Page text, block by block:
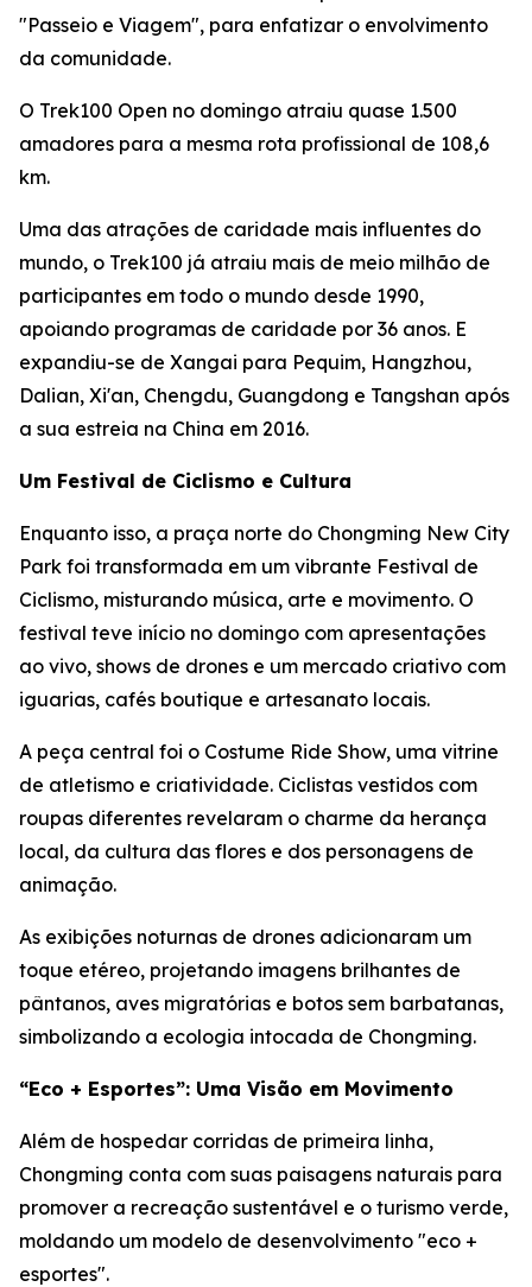
"Passeio e Viagem", para enfatizar o envolvimento
da comunidade.
O Trek100 Open no domingo atraiu quase 1.500
amadores para a mesma rota profissional de 108,6
km.
Uma das atrações de caridade mais influentes do
mundo, o Trek100 já atraiu mais de meio milhão de
participantes em todo o mundo desde 1990,
apoiando programas de caridade por 36 anos. E
expandiu-se de Xangai para Pequim, Hangzhou,
Dalian, Xi'an, Chengdu, Guangdong e Tangshan após
a sua estreia na China em 2016.
Um Festival de Ciclismo e Cultura
Enquanto isso, a praça norte do Chongming New City
Park foi transformada em um vibrante Festival de
Ciclismo, misturando música, arte e movimento. O
festival teve início no domingo com apresentações
ao vivo, shows de drones e um mercado criativo com
iguarias, cafés boutique e artesanato locais.
A peça central foi o Costume Ride Show, uma vitrine
de atletismo e criatividade. Ciclistas vestidos com
roupas diferentes revelaram o charme da herança
local, da cultura das flores e dos personagens de
animação.
As exibições noturnas de drones adicionaram um
toque etéreo, projetando imagens brilhantes de
pântanos, aves migratórias e botos sem barbatanas,
simbolizando a ecologia intocada de Chongming.
“Eco + Esportes”: Uma Visão em Movimento
Além de hospedar corridas de primeira linha,
Chongming conta com suas paisagens naturais para
promover a recreação sustentável e o turismo verde,
moldando um modelo de desenvolvimento "eco +
esportes".